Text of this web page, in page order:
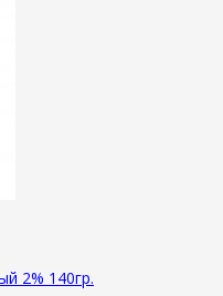
2% 140гр.